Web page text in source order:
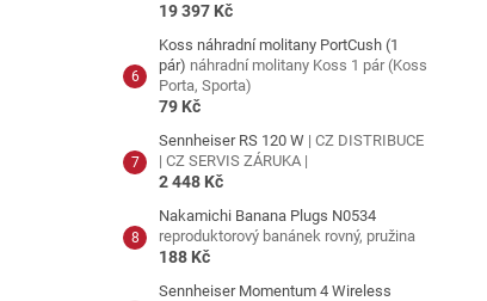
19 397 Kč
Koss náhradní molitany PortCush (1
pár) náhradní molitany Koss 1 pár (Koss
Porta, Sporta)
79 Kč
Sennheiser RS 120 W | CZ DISTRIBUCE
| CZ SERVIS ZÁRUKA |
2 448 Kč
Nakamichi Banana Plugs N0534
reproduktorový banánek rovný, pružina
188 Kč
Sennheiser Momentum 4 Wireless